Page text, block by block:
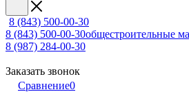
8 (843) 500-00-30
8 (843) 500-00-30общестроительные
8 (987) 284-00-30
Заказать звонок
Сравнение0